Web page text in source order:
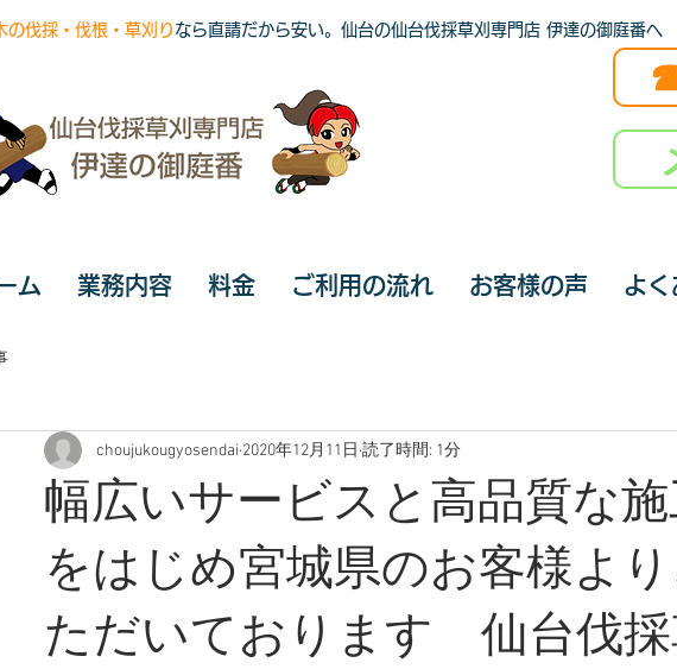
の伐採・伐根・草刈り なら直請だから安い。仙台の仙台伐採草刈専門店 伊達の御庭番へ
ム 業務内容 料金 ご利用の流れ お客様の声 よく
幅広いサービスと高品質な
をはじめ宮城県のお客様よ
ただいております 仙台伐採
choujukougyosendai 2020年12月11日 読了時間: 1分